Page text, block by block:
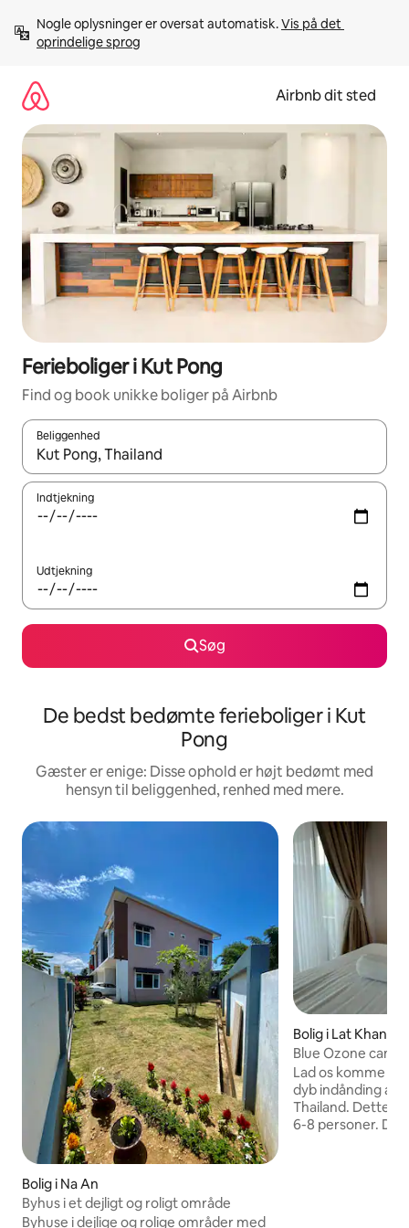
videre
Nogle oplysninger er oversat automatisk. Vis på det
oprindelige sprog
Airbnb dit sted
Ferieboliger i Kut Pong
Find og book unikke boliger på Airbnb
Beliggenhed
Når resultaterne er tilgængelige, skal du navigere med
Indtjekning
Udtjekning
Søg
De bedst bedømte ferieboliger i Kut
Pong
Gæster er enige: Disse ophold er højt bedømt med
hensyn til beliggenhed, renhed med mere.
Bolig i Na An
Byhus i et dejligt og roligt område
Byhuse i dejlige og rolige områder med
Bolig i Lat Khang
Blue Ozone
Lad os komme
dyb indånding af
Thailand. Dette
6-8 personer. Der er 1 kingsizeseng, 1